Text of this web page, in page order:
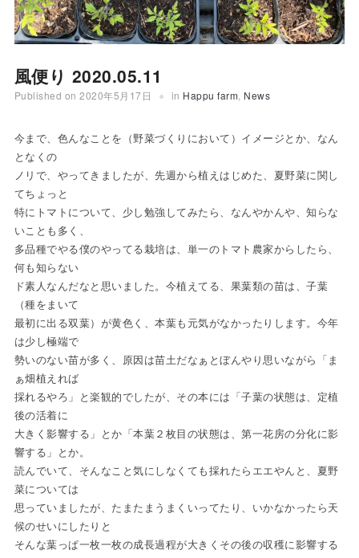
風便り 2020.05.11
Published on2020年5月17日 in Happu farm News
今まで、色んなことを（野菜づくりにおいて）イメージとか、なん
となくの
ノリで、やってきましたが、先週から植えはじめた、夏野菜に関し
てちょっと
特にトマトについて、少し勉強してみたら、なんやかんや、知らな
いことも多く、
多品種でやる僕のやってる栽培は、単一のトマト農家からしたら、
何も知らない
ド素人なんだなと思いました。今植えてる、果葉類の苗は、子葉
（種をまいて
最初に出る双葉）が黄色く、本葉も元気がなかったりします。今年
は少し極端で
勢いのない苗が多く、原因は苗土だなぁとぼんやり思いながら「ま
ぁ畑植えれば
採れるやろ」と楽観的でしたが、その本には「子葉の状態は、定植
後の活着に
大きく影響する」とか「本葉２枚目の状態は、第一花房の分化に影
響する」とか。
読んでいて、そんなこと気にしなくても採れたらエエやんと、夏野
菜については
思っていましたが、たまたまうまくいってたり、いかなかったら天
候のせいにしたりと
そんな葉っぱ一枚一枚の成長過程が大きくその後の収穫に影響する